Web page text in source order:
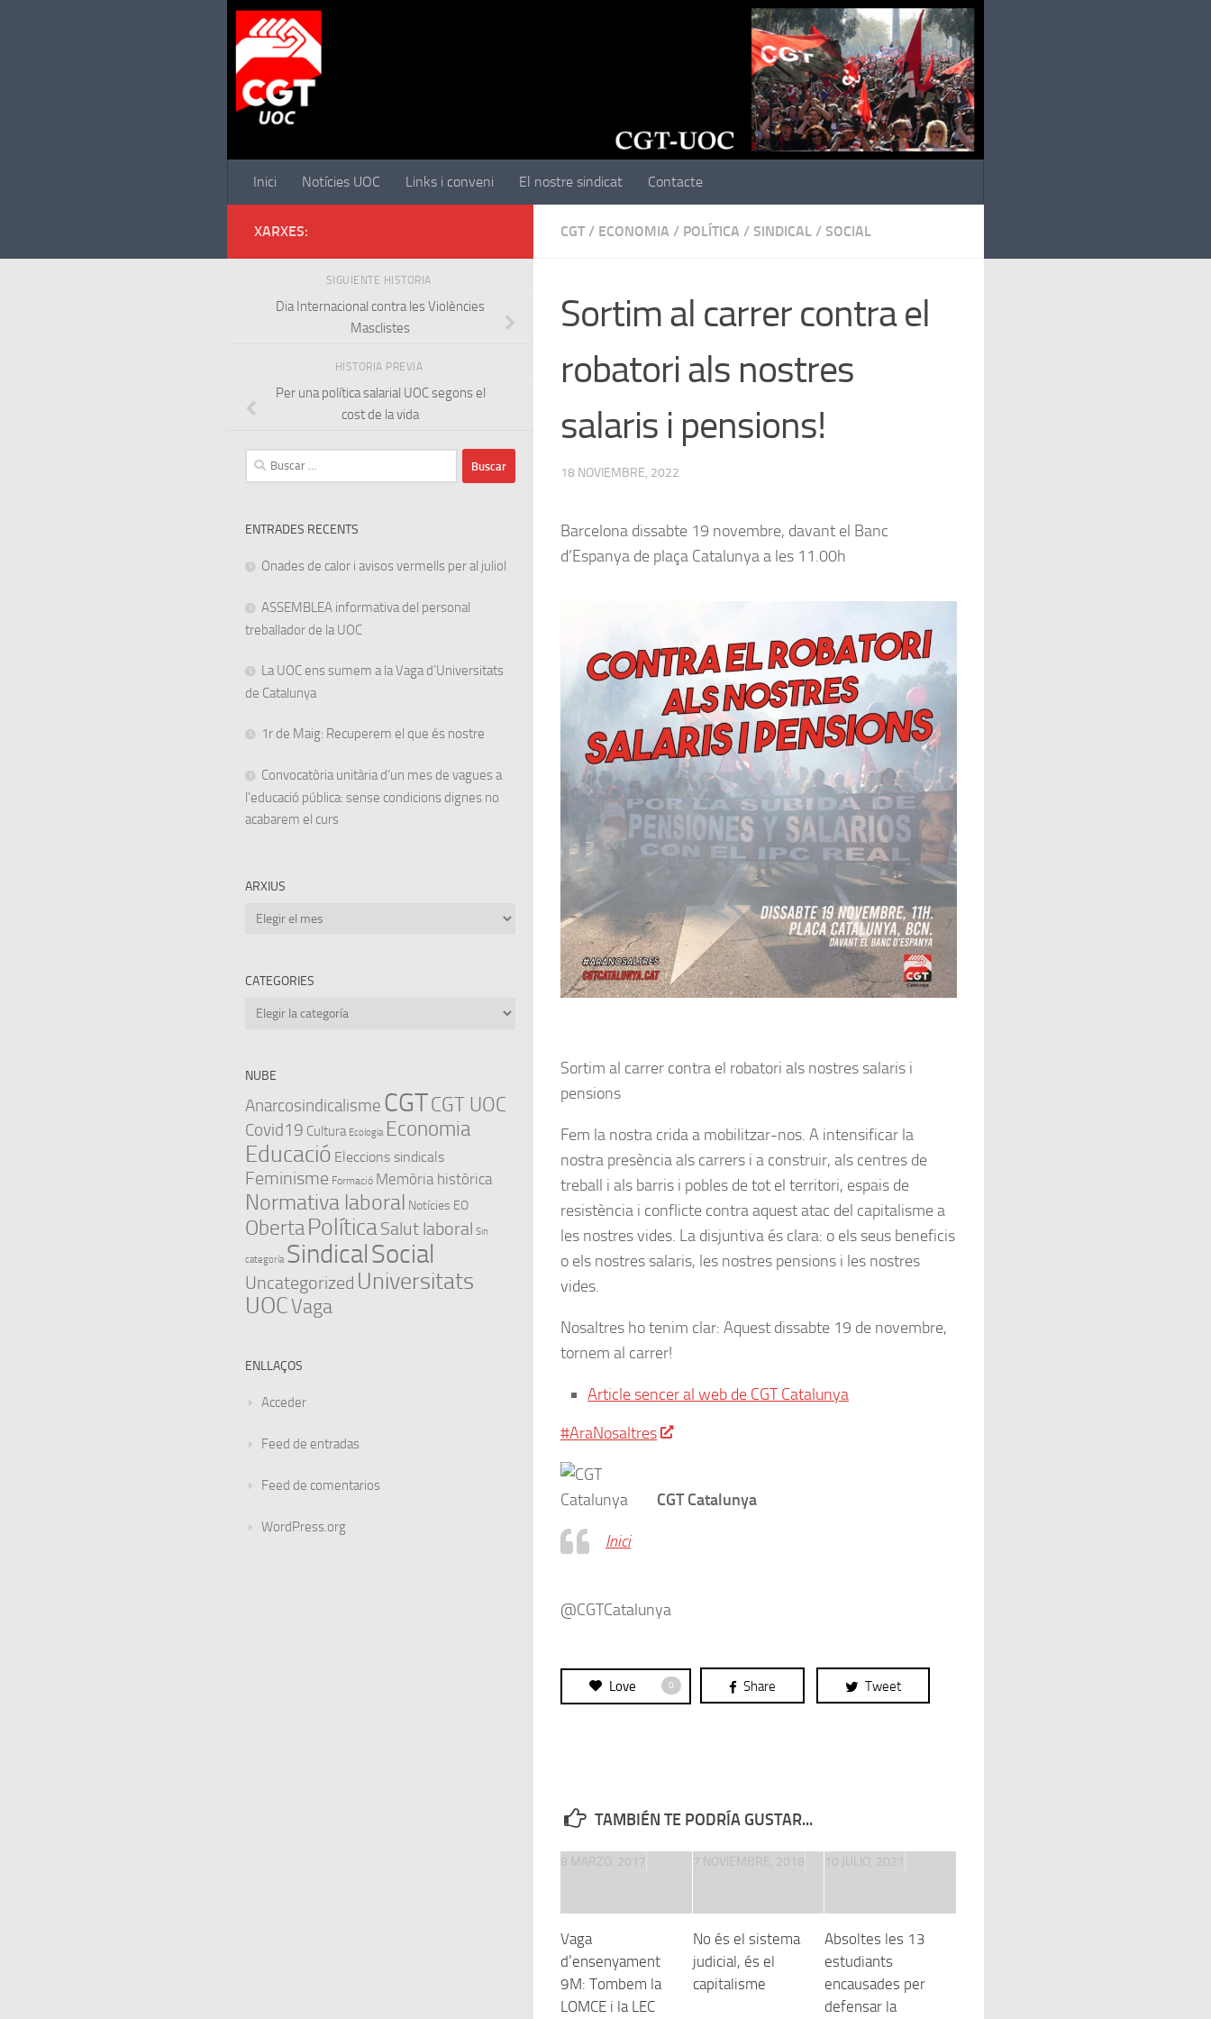
Inici Notícies UOC Links i conveni El nostre sindicat Contacte
CGT / ECONOMIA / POLÍTICA / SINDICAL / SOCIAL
Sortim al carrer contra el
robatori als nostres
salaris i pensions!
18 NOVIEMBRE, 2022
Barcelona dissabte 19 novembre, davant el Banc
d’Espanya de plaça Catalunya a les 11.00h
Sortim al carrer contra el robatori als nostres salaris i
pensions
Fem la nostra crida a mobilitzar-nos. A intensificar la
nostra presència als carrers i a construir, als centres de
treball i als barris i pobles de tot el territori, espais de
resistència i conflicte contra aquest atac del capitalisme a
les nostres vides. La disjuntiva és clara: o els seus beneficis
o els nostres salaris, les nostres pensions i les nostres
vides.
Nosaltres ho tenim clar: Aquest dissabte 19 de novembre,
tornem al carrer!
Article sencer al web de CGT Catalunya
#AraNosaltres
CGT Catalunya
Inici
@CGTCatalunya
Love 0 Share Tweet
TAMBIÉN TE PODRÍA GUSTAR...
Vaga
d’ensenyament
9M: Tombem la
LOMCE i la LEC
8 MARZO, 2017
No és el sistema
judicial, és el
capitalisme
7 NOVIEMBRE, 2018
Absoltes les 13
estudiants
encausades per
defensar la
10 JULIO, 2021
XARXES:
SIGUIENTE HISTORIA
Dia Internacional contra les Violències
Masclistes
HISTORIA PREVIA
Per una política salarial UOC segons el
cost de la vida
Buscar:
ENTRADES RECENTS
Onades de calor i avisos vermells per al juliol
ASSEMBLEA informativa del personal
treballador de la UOC
La UOC ens sumem a la Vaga d’Universitats
de Catalunya
1r de Maig: Recuperem el que és nostre
Convocatòria unitària d’un mes de vagues a
l’educació pública: sense condicions dignes no
acabarem el curs
ARXIUS
Arxius
CATEGORIES
Categories
NUBE
Anarcosindicalisme CGTCGT UOC
Covid19 Cultura Ecologia Economia
Educació Eleccions sindicals
Feminisme Formació Memòria històrica
Normativa laboral Notícies EO
ObertaPolíticaSalut laboral Sin
categoría SindicalSocial
Uncategorized Universitats
UOCVaga
ENLLAÇOS
Acceder
Feed de entradas
Feed de comentarios
WordPress.org